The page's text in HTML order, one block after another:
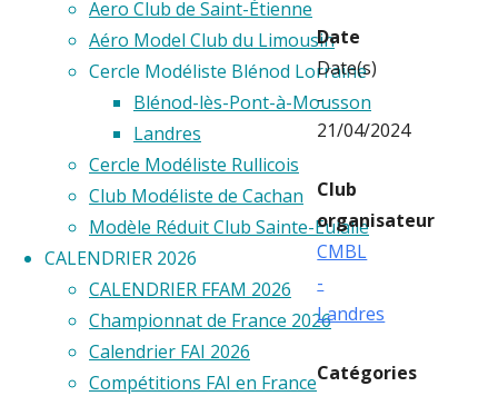
Aero Club de Saint-Étienne
Aéro Model Club du Limousin
Cercle Modéliste Blénod Lorraine
Blénod-lès-Pont-à-Mousson
Landres
Cercle Modéliste Rullicois
Club Modéliste de Cachan
Modèle Réduit Club Sainte-Eulalie
CALENDRIER 2026
CALENDRIER FFAM 2026
Championnat de France 2026
Calendrier FAI 2026
Compétitions FAI en France
Date
Date(s)
-
21/04/2024
Club
organisateur
CMBL
-
Landres
Catégories